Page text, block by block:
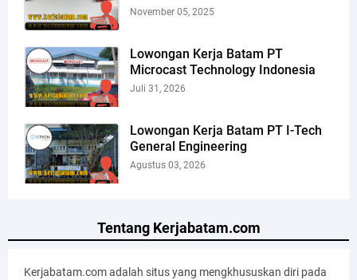
November 05, 2025
Lowongan Kerja Batam PT
Microcast Technology Indonesia
Juli 31, 2026
Lowongan Kerja Batam PT I-Tech
General Engineering
Agustus 03, 2026
Tentang Kerjabatam.com
Kerjabatam.com adalah situs yang mengkhususkan diri pada